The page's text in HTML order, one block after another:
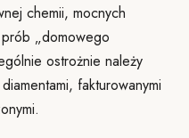
chemii, mocnych
„domowego
ostrożnie należy
fakturowanymi